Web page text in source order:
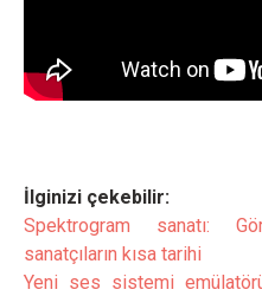
İlginizi çekebilir:
Spektrogram sanatı:
sanatçıların kısa tarihi
Yeni ses sistemi emülatörü